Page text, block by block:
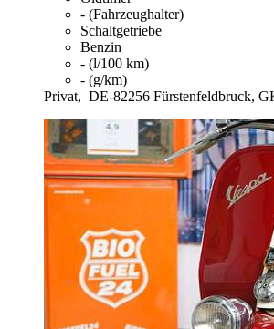
- (Fahrzeughalter)
Schaltgetriebe
Benzin
- (l/100 km)
- (g/km)
Privat, DE-82256 Fürstenfeldbruck,